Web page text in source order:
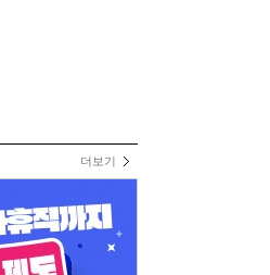
더보기